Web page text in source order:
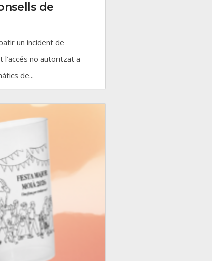
de
un incident de
no autoritzat a
de...